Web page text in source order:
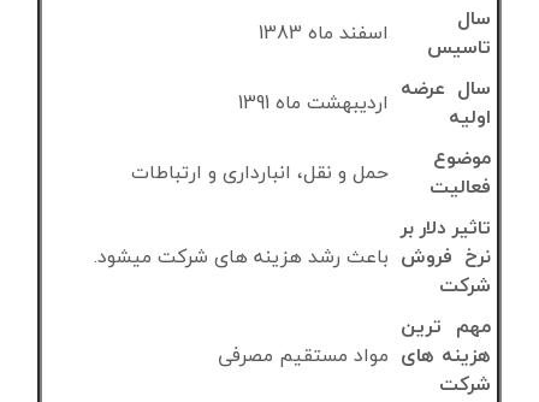
سال
تاسیس
اسفند ماه 1383
سال عرضه
اولیه
اردیبهشت ماه 1391
موضوع
فعالیت
حمل و نقل، انبارداری و ارتباطات
تاثیر دلار بر
نرخ فروش
شرکت
باعث رشد هزینه های شرکت میشود.
مهم ترین
هزینه های
شرکت
مواد مستقیم مصرفی